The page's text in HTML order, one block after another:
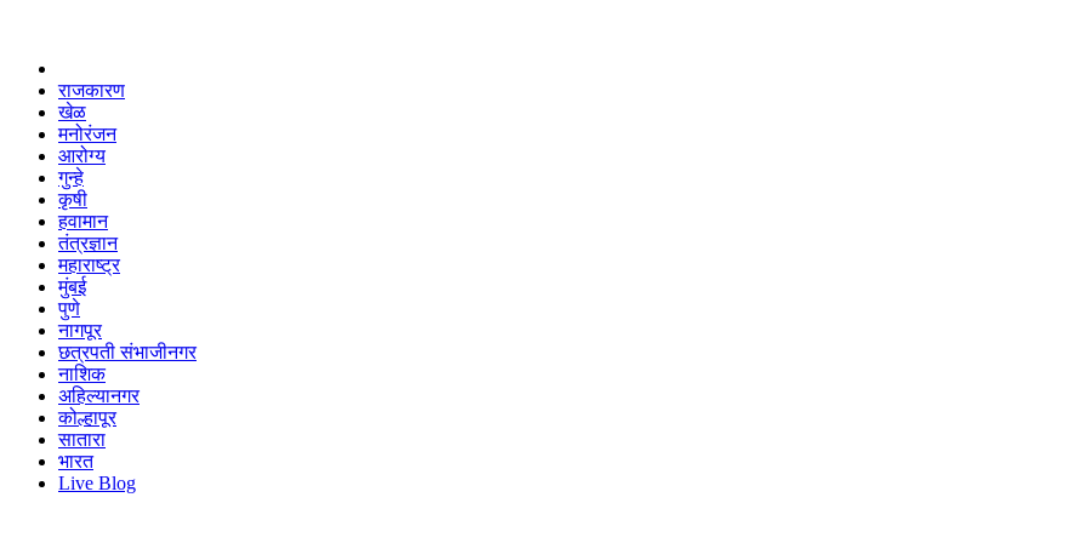
राजकारण
खेळ
मनोरंजन
आरोग्य
गुन्हे
कृषी
हवामान
तंत्रज्ञान
महाराष्ट्र
मुंबई
पुणे
नागपूर
छत्रपती संभाजीनगर
नाशिक
अहिल्यानगर
कोल्हापूर
सातारा
भारत
Live Blog